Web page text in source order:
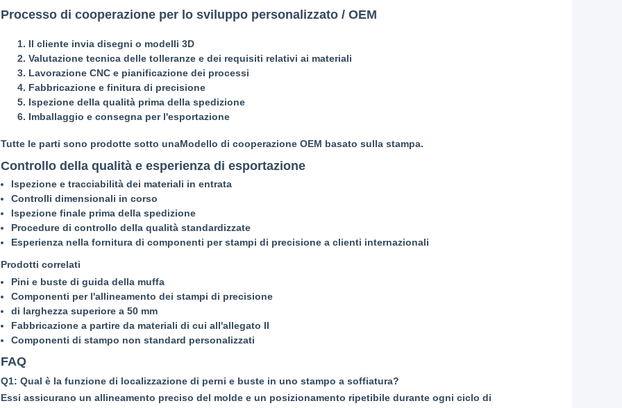
Processo di cooperazione per lo sviluppo personalizzato / OEM
Il cliente invia disegni o modelli 3D
Valutazione tecnica delle tolleranze e dei requisiti relativi ai materiali
Lavorazione CNC e pianificazione dei processi
Fabbricazione e finitura di precisione
Ispezione della qualità prima della spedizione
Imballaggio e consegna per l'esportazione
Tutte le parti sono prodotte sotto unaModello di cooperazione OEM basato sulla stampa.
Controllo della qualità e esperienza di esportazione
Ispezione e tracciabilità dei materiali in entrata
Controlli dimensionali in corso
Ispezione finale prima della spedizione
Procedure di controllo della qualità standardizzate
Esperienza nella fornitura di componenti per stampi di precisione a clienti internazionali
Prodotti correlati
Pini e buste di guida della muffa
Componenti per l'allineamento dei stampi di precisione
di larghezza superiore a 50 mm
Fabbricazione a partire da materiali di cui all'allegato II
Componenti di stampo non standard personalizzati
FAQ
Q1: Qual è la funzione di localizzazione di perni e buste in uno stampo a soffiatura?
Essi assicurano un allineamento preciso del molde e un posizionamento ripetibile durante ogni ciclo di